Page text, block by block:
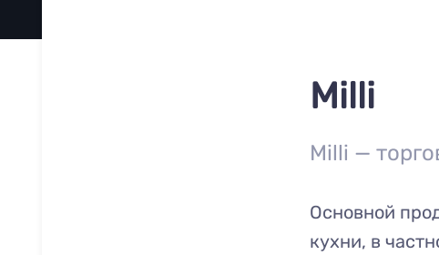
Milli
Milli —
Основной
кухни, в